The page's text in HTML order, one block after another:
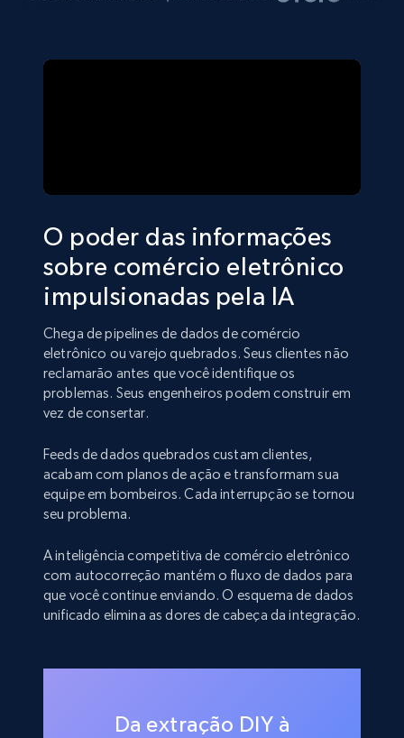
O poder das informações
sobre comércio eletrônico
impulsionadas pela IA
Chega de pipelines de dados de comércio
eletrônico ou varejo quebrados. Seus clientes não
reclamarão antes que você identifique os
problemas. Seus engenheiros podem construir em
vez de consertar.
Feeds de dados quebrados custam clientes,
acabam com planos de ação e transformam sua
equipe em bombeiros. Cada interrupção se tornou
seu problema.
A inteligência competitiva de comércio eletrônico
com autocorreção mantém o fluxo de dados para
que você continue enviando. O esquema de dados
unificado elimina as dores de cabeça da integração.
Da extração DIY à